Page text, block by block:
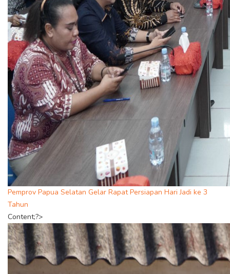
Pemprov Papua Selatan Gelar Rapat Persiapan Hari Jadi ke 3
Tahun
Content;?>